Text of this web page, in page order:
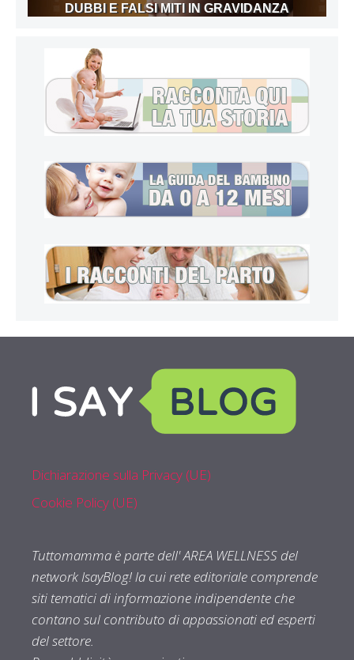
DUBBI E FALSI MITI IN GRAVIDANZA
Dichiarazione sulla Privacy (UE)
Cookie Policy (UE)
Tuttomamma è parte dell' AREA WELLNESS del
network IsayBlog! la cui rete editoriale comprende
siti tematici di informazione indipendente che
contano sul contributo di appassionati ed esperti
del settore.